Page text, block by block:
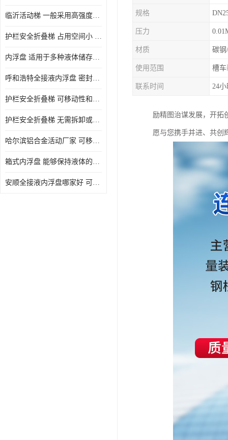
定量装车系统
临沂活动梯 一般采用高强度材料制造 可以用于多种不同的任务
护栏安全折叠梯 占用空间小 方便存放和搬运
内浮盘 适用于多种液体储存和运输 能够降低运输成本和维护成本
呼和浩特全接液内浮盘 密封性能好 有效保护液体质量
护栏安全折叠梯 可移动性和安全性较高 占用空间小
护栏安全折叠梯 无需拆卸或重新安装 占用空间小
哈尔滨铝合金活动厂家 可移动性和安全性较高 占用空间小
箱式内浮盘 能够保持液体的密闭状态 适用于多种液体储存和运输
安顺全接液内浮盘哪家好 可以自动上下浮动 密封性能好
规格
压力
材质 碳钢
使用范围 槽车
联系时间 24
励精图治谋发展，开拓
愿与您携手并进、共创